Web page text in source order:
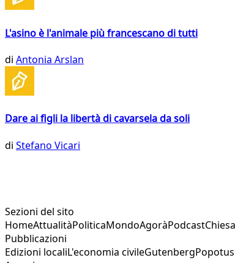
L'asino è l'animale più francescano di tutti
di Antonia Arslan
Dare ai figli la libertà di cavarsela da soli
di Stefano Vicari
Sezioni del sito
HomeAttualitàPoliticaMondoAgoràPodcastChiesa
Pubblicazioni
Edizioni localiL'economia civileGutenbergPopotus